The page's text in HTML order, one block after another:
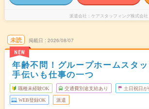
派遣会社 ケアスタッフィング株式会社
未読
NEW
掲載日 2026/08/07
年齢不問！グループホームスタ
手伝いも仕事の一つ
職種未経験OK 交通費別途支給あり 土日祝日が
WEB登録OK 派遣